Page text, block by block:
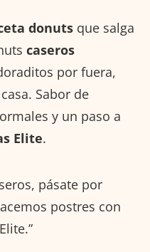
donuts que salga
caseros
por fuera,
Sabor de
y un paso a
Elite.
pásate por
postres con